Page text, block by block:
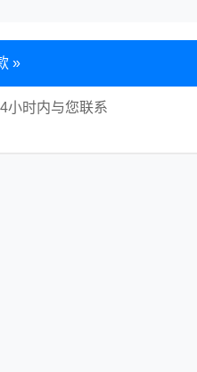
»
小时内与您联系